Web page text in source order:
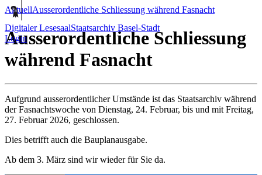
Digitaler LesesaalStaatsarchiv Basel-Stadt
Login
AktuellAusserordentliche Schliessung während Fasnacht
Ausserordentliche Schliessung
während Fasnacht
Aufgrund ausserordentlicher Umstände ist das Staatsarchiv während
der Fasnachtswoche von Dienstag, 24. Februar, bis und mit Freitag,
27. Februar 2026, geschlossen.
Dies betrifft auch die Bauplanausgabe.
Ab dem 3. März sind wir wieder für Sie da.